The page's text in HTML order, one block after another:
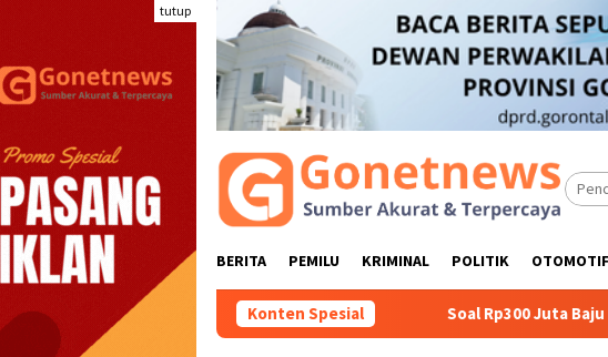
tutup
BERITA PEMILU KRIMINAL POLITIK OTOMOTIF
Konten Spesial Soal Rp300 Juta Baju Dinas